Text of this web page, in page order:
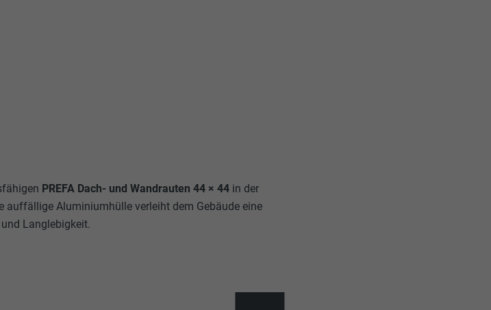
PREFA Dach- und Wandrauten 44 × 44 in der
auffällige Aluminiumhülle verleiht dem Gebäude eine
Langlebigkeit.